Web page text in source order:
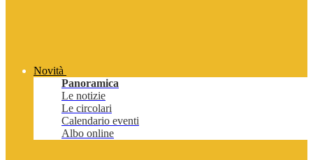
Novità
Panoramica
Le notizie
Le circolari
Calendario eventi
Albo online